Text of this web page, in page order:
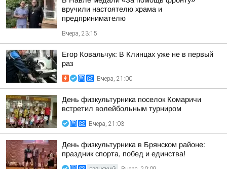
вручили настоятелю храма и
предпринимателю
Вчера, 23:15
Егор Ковальчук: В Клинцах уже не в первый
раз
Вчера, 21:00
День физкультурника поселок Комаричи
встретил волейбольным турниром
Вчера, 21:03
День физкультурника в Брянском районе:
праздник спорта, побед и единства!